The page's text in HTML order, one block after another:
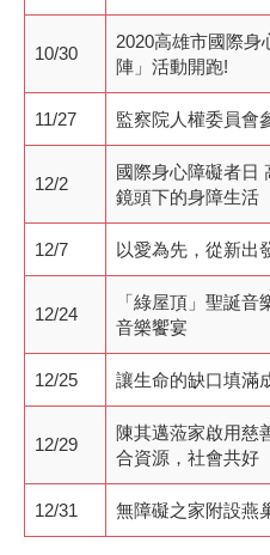
10/30
2020高雄市國際身
陣」活動開跑!
11/27 監察院人權委員會
12/2
國際身心障礙者日
鏡頭下的身障生活
12/7 以愛為先，從新出
12/24
「綠屋頂」聖誕
音樂饗宴
12/25 讓生命的缺口填滿
12/29
陳其邁蒞家啟用慈
合資源，社會共好
12/31 無障礙之家附設燕